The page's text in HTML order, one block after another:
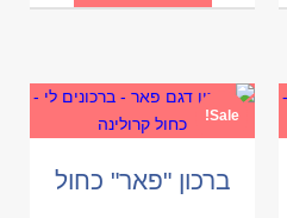
Sale!
ברכון "פאר" כחול